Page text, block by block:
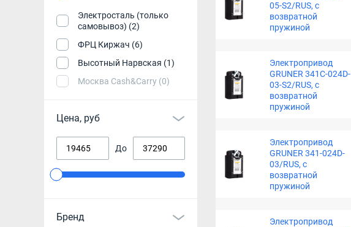
Электросталь (только
самовывоз) (2)
ФРЦ Киржач (6)
Высотный Нарвская (1)
Москва Cash&Carry (0)
Цена, руб
До
Бренд
05-S2/RUS, с
возвратной
пружиной
Электропривод
GRUNER 341C-024D-
03-S2/RUS, с
возвратной
пружиной
Электропривод
GRUNER 341-024D-
03/RUS, с
возвратной
пружиной
Электропривод